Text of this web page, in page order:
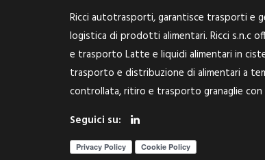
Ricci autotrasporti, garantisce trasporti e
logistica di prodotti alimentari. Ricci s.n.c
e trasporto Latte e liquidi alimentari in
trasporto e distribuzione di alimentari a
controllata, ritiro e trasporto granaglie con
Seguici su: